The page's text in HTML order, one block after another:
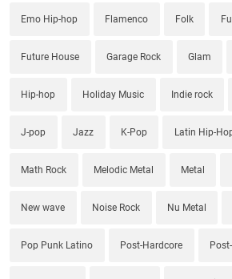
Emo Hip-hop Flamenco Folk
Future House Garage Rock Glam
Hip-hop Holiday Music Indie rock
J-pop Jazz K-Pop Latin Hip-
Math Rock Melodic Metal Metal
New wave Noise Rock Nu Metal
Pop Punk Latino Post-Hardcore